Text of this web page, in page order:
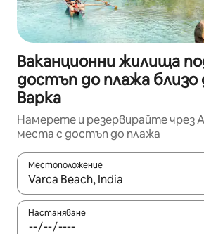
Ваканционни жилища
достъп до плажа близо
Варка
Намерете и резервирайте чрез
места с достъп до плажа
Местоположение
Когато резултатите се покажат,
Настаняване